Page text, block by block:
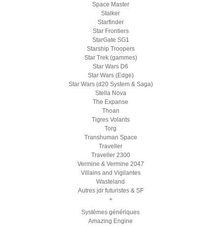
Space Master
Stalker
Starfinder
Star Frontiers
StarGate SG1
Starship Troopers
Star Trek (gammes)
Star Wars D6
Star Wars (Edge)
Star Wars (d20 System & Saga)
Stella Nova
The Expanse
Thoan
Tigres Volants
Torg
Transhuman Space
Traveller
Traveller 2300
Vermine & Vermine 2047
Villains and Vigilantes
Wasteland
Autres jdr futuristes & SF
+
Systèmes génériques
Amazing Engine